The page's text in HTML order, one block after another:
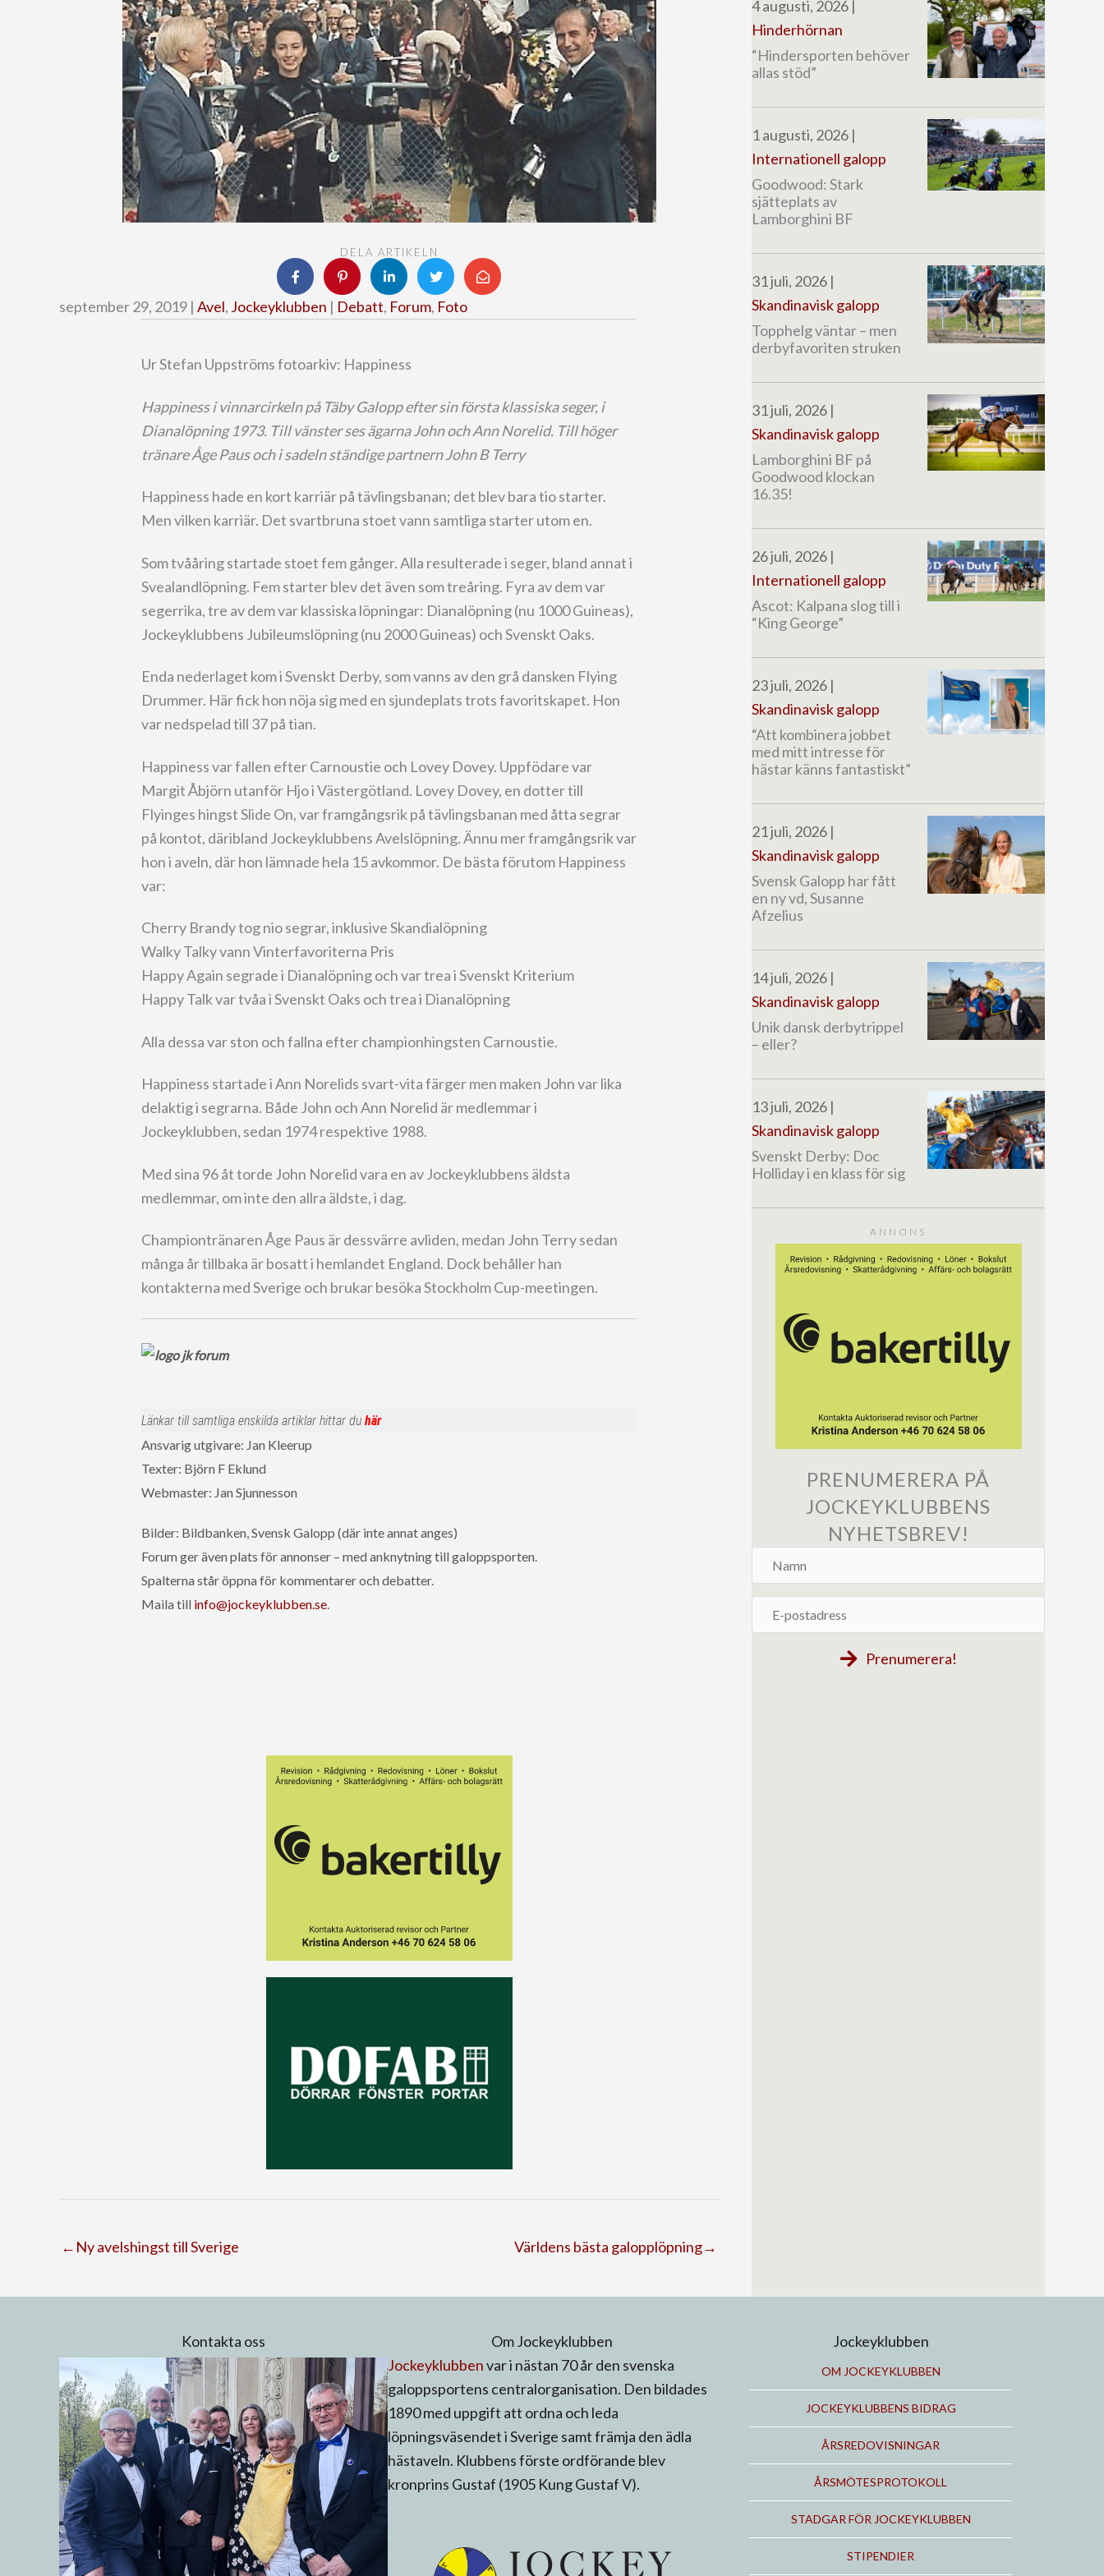
DELA ARTIKELN
september 29, 2019 | Avel, Jockeyklubben | Debatt, Forum, Foto
Ur Stefan Uppströms fotoarkiv: Happiness
Happiness i vinnarcirkeln på Täby Galopp efter sin första klassiska seger, i
Dianalöpning 1973. Till vänster ses ägarna John och Ann Norelid. Till höger
tränare Åge Paus och i sadeln ständige partnern John B Terry
Happiness hade en kort karriär på tävlingsbanan; det blev bara tio starter.
Men vilken karriär. Det svartbruna stoet vann samtliga starter utom en.
Som tvååring startade stoet fem gånger. Alla resulterade i seger, bland annat i
Svealandlöpning. Fem starter blev det även som treåring. Fyra av dem var
segerrika, tre av dem var klassiska löpningar: Dianalöpning (nu 1000 Guineas),
Jockeyklubbens Jubileumslöpning (nu 2000 Guineas) och Svenskt Oaks.
Enda nederlaget kom i Svenskt Derby, som vanns av den grå dansken Flying
Drummer. Här fick hon nöja sig med en sjundeplats trots favoritskapet. Hon
var nedspelad till 37 på tian.
Happiness var fallen efter Carnoustie och Lovey Dovey. Uppfödare var
Margit Åbjörn utanför Hjo i Västergötland. Lovey Dovey, en dotter till
Flyinges hingst Slide On, var framgångsrik på tävlingsbanan med åtta segrar
på kontot, däribland Jockeyklubbens Avelslöpning. Ännu mer framgångsrik var
hon i aveln, där hon lämnade hela 15 avkommor. De bästa förutom Happiness
var:
Cherry Brandy tog nio segrar, inklusive Skandialöpning
Walky Talky vann Vinterfavoriterna Pris
Happy Again segrade i Dianalöpning och var trea i Svenskt Kriterium
Happy Talk var tvåa i Svenskt Oaks och trea i Dianalöpning
Alla dessa var ston och fallna efter championhingsten Carnoustie.
Happiness startade i Ann Norelids svart-vita färger men maken John var lika
delaktig i segrarna. Både John och Ann Norelid är medlemmar i
Jockeyklubben, sedan 1974 respektive 1988.
Med sina 96 åt torde John Norelid vara en av Jockeyklubbens äldsta
medlemmar, om inte den allra äldste, i dag.
Championtränaren Åge Paus är dessvärre avliden, medan John Terry sedan
många år tillbaka är bosatt i hemlandet England. Dock behåller han
kontakterna med Sverige och brukar besöka Stockholm Cup-meetingen.
Länkar till samtliga enskilda artiklar hittar du här
Ansvarig utgivare: Jan Kleerup
Texter: Björn F Eklund
Webmaster: Jan Sjunnesson
Bilder: Bildbanken, Svensk Galopp (där inte annat anges)
Forum ger även plats för annonser – med anknytning till galoppsporten.
Spalterna står öppna för kommentarer och debatter.
Maila till info@jockeyklubben.se.
←Ny avelshingst till Sverige Världens bästa galopplöpning→
4 augusti, 2026 |
Hinderhörnan
“Hindersporten behöver
allas stöd”
1 augusti, 2026 |
Internationell galopp
Goodwood: Stark
sjätteplats av
Lamborghini BF
31 juli, 2026 |
Skandinavisk galopp
Topphelg väntar – men
derbyfavoriten struken
31 juli, 2026 |
Skandinavisk galopp
Lamborghini BF på
Goodwood klockan
16.35!
26 juli, 2026 |
Internationell galopp
Ascot: Kalpana slog till i
“King George”
23 juli, 2026 |
Skandinavisk galopp
“Att kombinera jobbet
med mitt intresse för
hästar känns fantastiskt”
21 juli, 2026 |
Skandinavisk galopp
Svensk Galopp har fått
en ny vd, Susanne
Afzelius
14 juli, 2026 |
Skandinavisk galopp
Unik dansk derbytrippel
– eller?
13 juli, 2026 |
Skandinavisk galopp
Svenskt Derby: Doc
Holliday i en klass för sig
ANNONS
PRENUMERERA PÅ
JOCKEYKLUBBENS
NYHETSBREV!
Namn
postadress
Prenumerera!
Kontakta oss
Om Jockeyklubben
Jockeyklubbenvar i nästan 70 år den svenska
galoppsportens centralorganisation. Den bildades
1890 med uppgift att ordna och leda
löpningsväsendet i Sverige samt främja den ädla
hästaveln. Klubbens förste ordförande blev
kronprins Gustaf (1905 Kung Gustaf V).
Jockeyklubben
OM JOCKEYKLUBBEN
JOCKEYKLUBBENS BIDRAG
ÅRSREDOVISNINGAR
ÅRSMÖTESPROTOKOLL
STADGAR FÖR JOCKEYKLUBBEN
STIPENDIER